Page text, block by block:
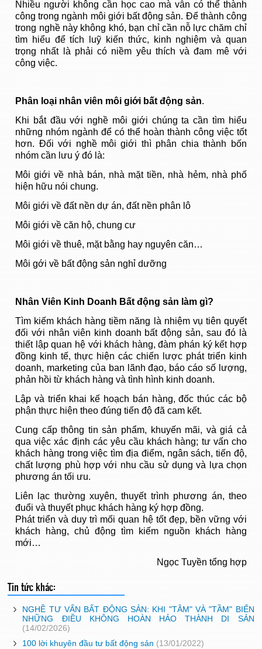
Nhiều người không cần học cao mà vẫn có thể thành
công trong ngành môi giới bất động sản. Để thành công
trong nghề này không khó, bạn chỉ cần nỗ lực chăm chỉ
tìm hiểu để tích luỹ kiến thức, kinh nghiệm và quan
trọng nhất là phải có niềm yêu thích và đam mê với
công việc.
Phân loại nhân viên môi giới bất động sản.
Khi bắt đầu với nghề môi giới chúng ta cần tìm hiểu
những nhóm ngành để có thể hoàn thành công việc tốt
hơn. Đối với nghề môi giới thì phân chia thành bốn
nhóm cần lưu ý đó là:
Môi giới về nhà bán, nhà mặt tiền, nhà hẻm, nhà phố
hiện hữu nói chung.
Môi giới về đất nền dự án, đất nền phân lô
Môi giới về căn hộ, chung cư
Môi giới về thuê, mặt bằng hay nguyên căn…
Môi gới về bất động sản nghỉ dưỡng
Nhân Viên Kinh Doanh Bất động sản làm gì?
Tìm kiếm khách hàng tiềm năng là nhiệm vụ tiên quyết
đối với nhân viên kinh doanh bất động sản, sau đó là
thiết lập quan hệ với khách hàng, đàm phán ký kết hợp
đồng kinh tế, thực hiện các chiến lược phát triển kinh
doanh, marketing của ban lãnh đạo, báo cáo số lượng,
phản hồi từ khách hàng và tình hình kinh doanh.
Lập và triển khai kế hoạch bán hàng, đốc thúc các bộ
phận thực hiện theo đúng tiến độ đã cam kết.
Cung cấp thông tin sản phẩm, khuyến mãi, và giá cả
qua việc xác định các yêu cầu khách hàng; tư vấn cho
khách hàng trong việc tìm địa điểm, ngân sách, tiến độ,
chất lượng phù hợp với nhu cầu sử dụng và lựa chọn
phương án tối ưu.
Liên lạc thường xuyên, thuyết trình phương án, theo
đuổi và thuyết phục khách hàng ký hợp đồng.
Phát triển và duy trì mối quan hệ tốt đẹp, bền vững với
khách hàng, chủ động tìm kiếm nguồn khách hàng
mới…
Ngọc Tuyền tổng hợp
Tin tức khác:
NGHỀ TƯ VẤN BẤT ĐỘNG SẢN: KHI "TÂM" VÀ "TẦM" BIẾN
NHỮNG ĐIỀU KHÔNG HOÀN HẢO THÀNH DI SẢN
(14/02/2026)
100 lời khuyên đầu tư bất động sản (13/01/2022)